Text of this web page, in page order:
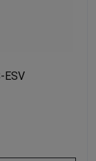
ESV